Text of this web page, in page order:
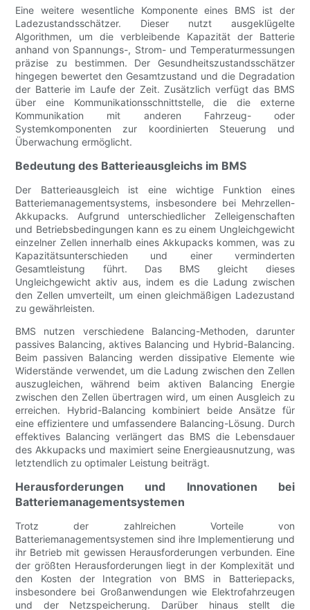
Eine weitere wesentliche Komponente eines BMS ist der
Ladezustandsschätzer. Dieser nutzt ausgeklügelte
Algorithmen, um die verbleibende Kapazität der Batterie
anhand von Spannungs-, Strom- und Temperaturmessungen
präzise zu bestimmen. Der Gesundheitszustandsschätzer
hingegen bewertet den Gesamtzustand und die Degradation
der Batterie im Laufe der Zeit. Zusätzlich verfügt das BMS
über eine Kommunikationsschnittstelle, die die externe
Kommunikation mit anderen Fahrzeug- oder
Systemkomponenten zur koordinierten Steuerung und
Überwachung ermöglicht.
Bedeutung des Batterieausgleichs im BMS
Der Batterieausgleich ist eine wichtige Funktion eines
Batteriemanagementsystems, insbesondere bei Mehrzellen-
Akkupacks. Aufgrund unterschiedlicher Zelleigenschaften
und Betriebsbedingungen kann es zu einem Ungleichgewicht
einzelner Zellen innerhalb eines Akkupacks kommen, was zu
Kapazitätsunterschieden und einer verminderten
Gesamtleistung führt. Das BMS gleicht dieses
Ungleichgewicht aktiv aus, indem es die Ladung zwischen
den Zellen umverteilt, um einen gleichmäßigen Ladezustand
zu gewährleisten.
BMS nutzen verschiedene Balancing-Methoden, darunter
passives Balancing, aktives Balancing und Hybrid-Balancing.
Beim passiven Balancing werden dissipative Elemente wie
Widerstände verwendet, um die Ladung zwischen den Zellen
auszugleichen, während beim aktiven Balancing Energie
zwischen den Zellen übertragen wird, um einen Ausgleich zu
erreichen. Hybrid-Balancing kombiniert beide Ansätze für
eine effizientere und umfassendere Balancing-Lösung. Durch
effektives Balancing verlängert das BMS die Lebensdauer
des Akkupacks und maximiert seine Energieausnutzung, was
letztendlich zu optimaler Leistung beiträgt.
Herausforderungen und Innovationen bei
Batteriemanagementsystemen
Trotz der zahlreichen Vorteile von
Batteriemanagementsystemen sind ihre Implementierung und
ihr Betrieb mit gewissen Herausforderungen verbunden. Eine
der größten Herausforderungen liegt in der Komplexität und
den Kosten der Integration von BMS in Batteriepacks,
insbesondere bei Großanwendungen wie Elektrofahrzeugen
und der Netzspeicherung. Darüber hinaus stellt die